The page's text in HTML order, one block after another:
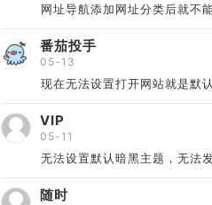
网址导航添加网址分类后就不
番茄投手
05-13
现在无法设置打开网站就是默
VIP
05-11
无法设置默认暗黑主题，无法
随时